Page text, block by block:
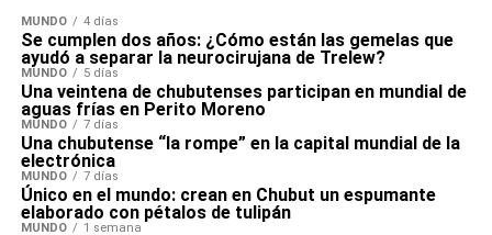
MUNDO 4 días
Se cumplen dos años: ¿Cómo están las gemelas que
ayudó a separar la neurocirujana de Trelew?
MUNDO 5 días
Una veintena de chubutenses participan en mundial de
aguas frías en Perito Moreno
MUNDO 7 días
Una chubutense “la rompe” en la capital mundial de la
electrónica
MUNDO 7 días
Único en el mundo: crean en Chubut un espumante
elaborado con pétalos de tulipán
MUNDO 1 semana